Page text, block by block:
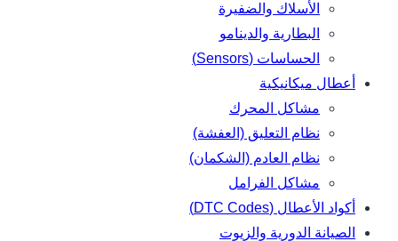
الأسلاك والضفيرة
البطارية والدينامو
الحساسات (Sensors)
أعطال ميكانيكية
مشاكل المحرك
نظام التعليق (العفشة)
نظام العادم (الشكمان)
مشاكل الفرامل
أكواد الأعطال (DTC Codes)
الصيانة الدورية والزيوت